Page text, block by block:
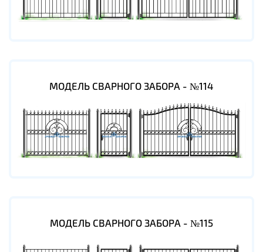
МОДЕЛЬ СВАРНОГО ЗАБОРА - №114
МОДЕЛЬ СВАРНОГО ЗАБОРА - №115